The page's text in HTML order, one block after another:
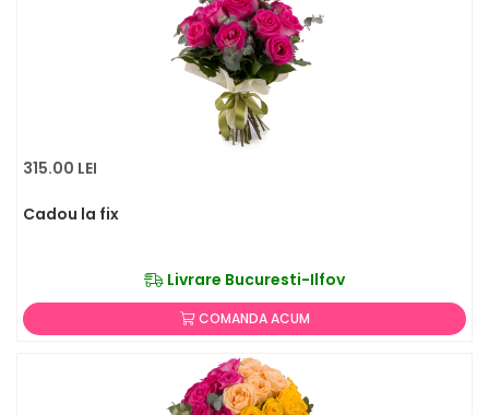
315.00 LEI
Cadou la fix
Livrare Bucuresti-Ilfov
COMANDA ACUM